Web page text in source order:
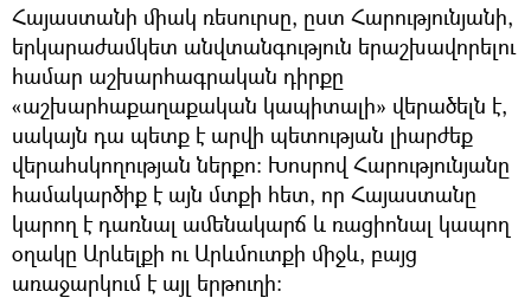
Հայաստանի միակ ռեսուրսը, ըստ Հարությունյանի,
երկարաժամկետ անվտանգություն երաշխավորելու
համար աշխարհագրական դիրքը
«աշխարհաքաղաքական կապիտալի» վերածելն է,
սակայն դա պետք է արվի պետության լիարժեք
վերահսկողության ներքո։ Խոսրով Հարությունյանը
համակարծիք է այն մտքի հետ, որ Հայաստանը
կարող է դառնալ ամենակարճ և ռացիոնալ կապող
օղակը Արևելքի ու Արևմուտքի միջև, բայց
առաջարկում է այլ երթուղի։